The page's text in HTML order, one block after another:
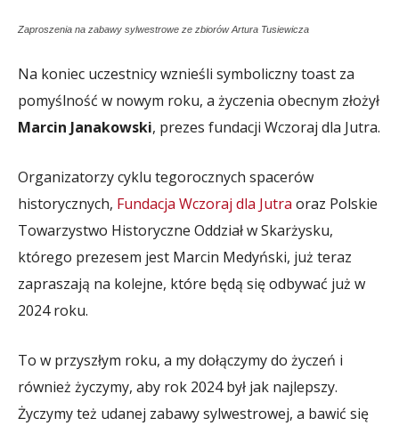
Zaproszenia na zabawy sylwestrowe ze zbiorów Artura Tusiewicza
Na koniec uczestnicy wznieśli symboliczny toast za
pomyślność w nowym roku, a życzenia obecnym złożył
Marcin Janakowski, prezes fundacji Wczoraj dla Jutra.
Organizatorzy cyklu tegorocznych spacerów
historycznych, Fundacja Wczoraj dla Jutra oraz Polskie
Towarzystwo Historyczne Oddział w Skarżysku,
którego prezesem jest Marcin Medyński, już teraz
zapraszają na kolejne, które będą się odbywać już w
2024 roku.
To w przyszłym roku, a my dołączymy do życzeń i
również życzymy, aby rok 2024 był jak najlepszy.
Życzymy też udanej zabawy sylwestrowej, a bawić się